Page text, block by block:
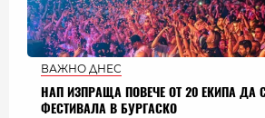
ВАЖНО ДНЕС
НАП ИЗПРАЩА ПОВЕЧЕ ОТ 20 ЕКИПА ДА
ФЕСТИВАЛА В БУРГАСКО